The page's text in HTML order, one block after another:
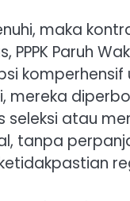
maka
PPPK Paruh
komperhensif
seleksi atau
tanpa